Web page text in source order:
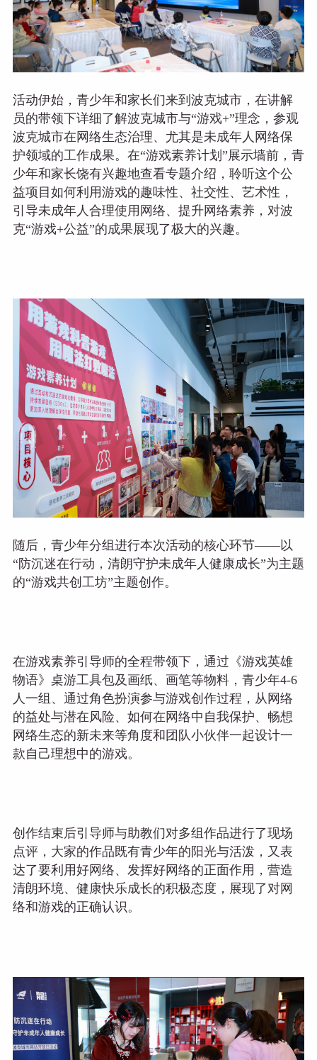
活动伊始，青少年和家长们来到波克城市，在讲解
员的带领下详细了解波克城市与“游戏+”理念，参观
波克城市在网络生态治理、尤其是未成年人网络保
护领域的工作成果。在“游戏素养计划”展示墙前，青
少年和家长饶有兴趣地查看专题介绍，聆听这个公
益项目如何利用游戏的趣味性、社交性、艺术性，
引导未成年人合理使用网络、提升网络素养，对波
克“游戏+公益”的成果展现了极大的兴趣。
随后，青少年分组进行本次活动的核心环节——以
“防沉迷在行动，清朗守护未成年人健康成长”为主题
的“游戏共创工坊”主题创作。
在游戏素养引导师的全程带领下，通过《游戏英雄
物语》桌游工具包及画纸、画笔等物料，青少年4-6
人一组、通过角色扮演参与游戏创作过程，从网络
的益处与潜在风险、如何在网络中自我保护、畅想
网络生态的新未来等角度和团队小伙伴一起设计一
款自己理想中的游戏。
创作结束后引导师与助教们对多组作品进行了现场
点评，大家的作品既有青少年的阳光与活泼，又表
达了要利用好网络、发挥好网络的正面作用，营造
清朗环境、健康快乐成长的积极态度，展现了对网
络和游戏的正确认识。